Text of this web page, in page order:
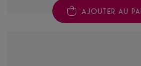
AJOUTER AU